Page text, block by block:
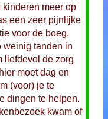
kinderen meer op
een zeer pijnlijke
voor de boeg.
weinig tanden in
liefdevol de zorg
moet dag en
(voor) je te
dingen te helpen.
kwam of